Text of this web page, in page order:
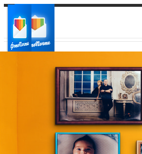
Ваш регион доставки
Выберите из списка: